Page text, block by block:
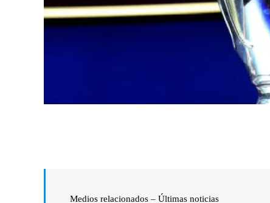
Medios relacionados – Últimas noticias